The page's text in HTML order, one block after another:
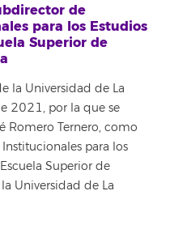
de
para los Estudios
Superior de
la Universidad de La
2021, por la que se
Romero Ternero, como
para los
Superior de
Universidad de La